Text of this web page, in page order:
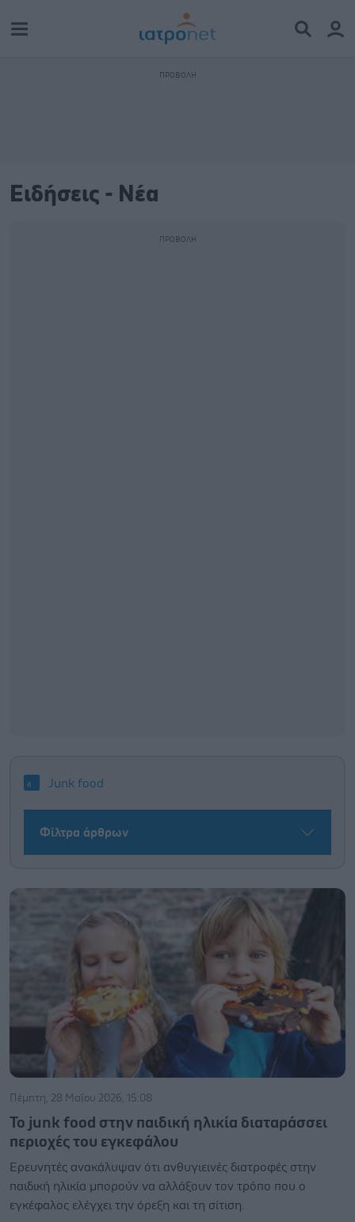
Ειδήσεις - Νέα
Junk food
Φίλτρα άρθρων
Πέμπτη, 28 Μαΐου 2026, 15:08
Το junk food στην παιδική ηλικία διαταράσσει
περιοχές του εγκεφάλου
Ερευνητές ανακάλυψαν ότι ανθυγιεινές διατροφές στην
παιδική ηλικία μπορούν να αλλάξουν τον τρόπο που ο
εγκέφαλος ελέγχει την όρεξη και τη σίτιση.